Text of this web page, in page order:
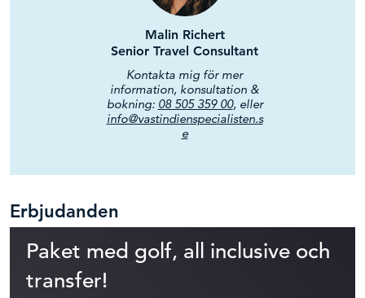
Malin Richert
Senior Travel Consultant
Kontakta mig för mer
information, konsultation &
bokning: 08 505 359 00, eller
info@vastindienspecialisten.s
e
Erbjudanden
Paket med golf, all inclusive och
transfer!